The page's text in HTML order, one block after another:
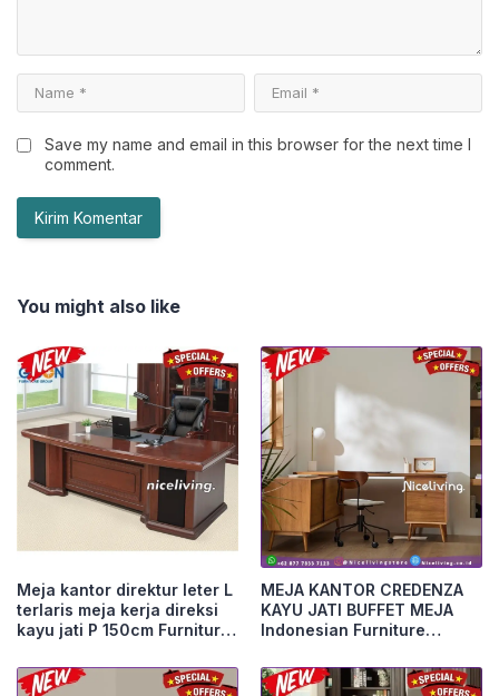
Save my name and email in this browser for the next time I
comment.
You might also like
Meja kantor direktur leter L
terlaris meja kerja direksi
kayu jati P 150cm Furniture
MEJA KANTOR CREDENZA
KAYU JATI BUFFET MEJA
Indonesian Furniture